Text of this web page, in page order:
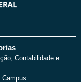
Contabilidade e
Campus